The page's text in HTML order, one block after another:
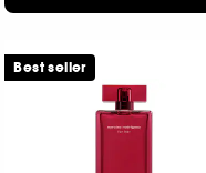
Best seller